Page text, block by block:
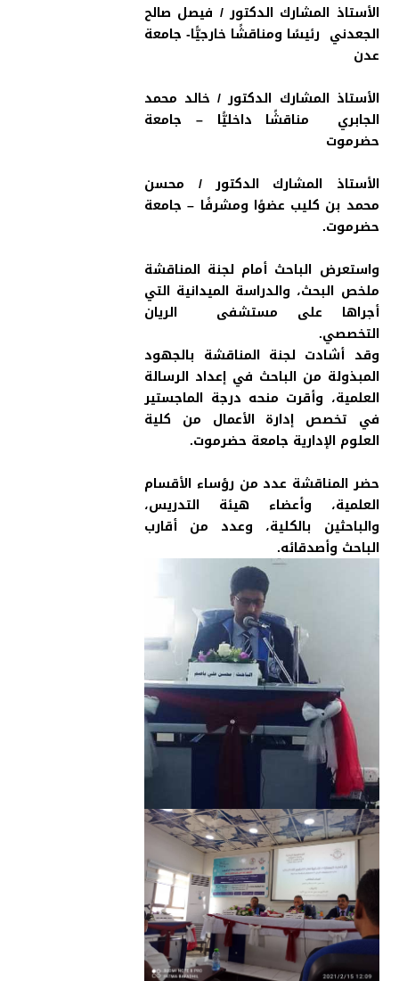
الأستاذ المشارك الدكتور / فيصل صالح
الجعدني رئيسًا ومناقشًا خارجيًّا- جامعة
عدن
الأستاذ المشارك الدكتور / خالد محمد
الجابري مناقشًا داخليًّا – جامعة
حضرموت
الأستاذ المشارك الدكتور / محسن
محمد بن كليب عضوًا ومشرفًا – جامعة
حضرموت.
واستعرض الباحث أمام لجنة المناقشة
ملخص البحث، والدراسة الميدانية التي
أجراها على مستشفى الريان
التخصصي.
وقد أشادت لجنة المناقشة بالجهود
المبذولة من الباحث في إعداد الرسالة
العلمية، وأقرت منحه درجة الماجستير
في تخصص إدارة الأعمال من كلية
العلوم الإدارية جامعة حضرموت.
حضر المناقشة عدد من رؤساء الأقسام
العلمية، وأعضاء هيئة التدريس،
والباحثين بالكلية، وعدد من أقارب
الباحث وأصدقائه.